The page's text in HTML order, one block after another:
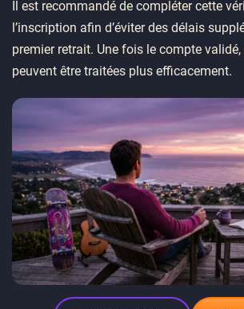
Il est recommandé de compléter cette
l’inscription afin d’éviter des délais
premier retrait. Une fois le compte
peuvent être traitées plus efficacement.